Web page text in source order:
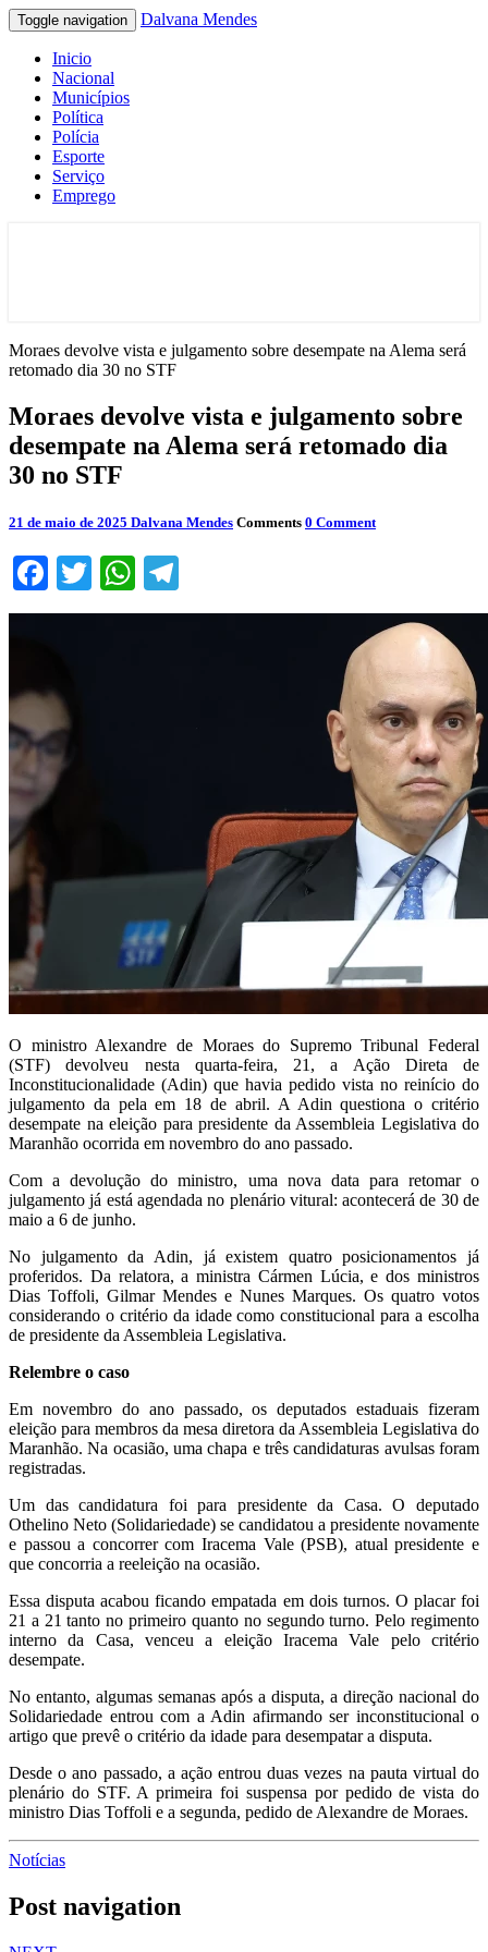
Toggle navigation Dalvana Mendes
Inicio
Nacional
Municípios
Política
Polícia
Esporte
Serviço
Emprego
Moraes devolve vista e julgamento sobre desempate na Alema será
retomado dia 30 no STF
Moraes devolve vista e julgamento sobre
desempate na Alema será retomado dia
30 no STF
21 de maio de 2025 Dalvana Mendes Comments 0 Comment
Facebook
TwitterWhatsApp
O ministro Alexandre de Moraes do Supremo Tribunal Federal
(STF) devolveu nesta quarta-feira, 21, a Ação Direta de
Inconstitucionalidade (Adin) que havia pedido vista no reinício do
julgamento da pela em 18 de abril. A Adin questiona o critério
desempate na eleição para presidente da Assembleia Legislativa do
Maranhão ocorrida em novembro do ano passado.
Com a devolução do ministro, uma nova data para retomar o
julgamento já está agendada no plenário vitural: acontecerá de 30 de
maio a 6 de junho.
No julgamento da Adin, já existem quatro posicionamentos já
proferidos. Da relatora, a ministra Cármen Lúcia, e dos ministros
Dias Toffoli, Gilmar Mendes e Nunes Marques. Os quatro votos
considerando o critério da idade como constitucional para a escolha
de presidente da Assembleia Legislativa.
Relembre o caso
Em novembro do ano passado, os deputados estaduais fizeram
eleição para membros da mesa diretora da Assembleia Legislativa do
Maranhão. Na ocasião, uma chapa e três candidaturas avulsas foram
registradas.
Um das candidatura foi para presidente da Casa. O deputado
Othelino Neto (Solidariedade) se candidatou a presidente novamente
e passou a concorrer com Iracema Vale (PSB), atual presidente e
que concorria a reeleição na ocasião.
Essa disputa acabou ficando empatada em dois turnos. O placar foi
21 a 21 tanto no primeiro quanto no segundo turno. Pelo regimento
interno da Casa, venceu a eleição Iracema Vale pelo critério
desempate.
No entanto, algumas semanas após a disputa, a direção nacional do
Solidariedade entrou com a Adin afirmando ser inconstitucional o
artigo que prevê o critério da idade para desempatar a disputa.
Desde o ano passado, a ação entrou duas vezes na pauta virtual do
plenário do STF. A primeira foi suspensa por pedido de vista do
ministro Dias Toffoli e a segunda, pedido de Alexandre de Moraes.
Notícias
Post navigation